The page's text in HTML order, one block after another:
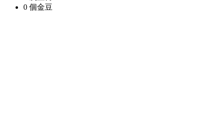
0 個金豆